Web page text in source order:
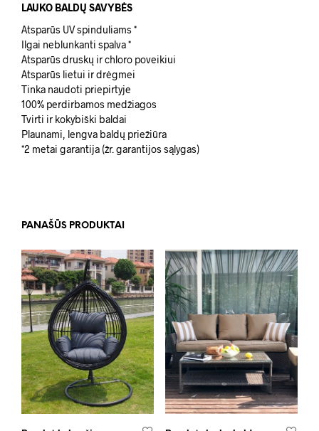
LAUKO BALDŲ SAVYBĖS
Atsparūs UV spinduliams *
Ilgai neblunkanti spalva *
Atsparūs druskų ir chloro poveikiui
Atsparūs lietui ir drėgmei
Tinka naudoti priepirtyje
100% perdirbamos medžiagos
Tvirti ir kokybiški baldai
Plaunami, lengva baldų priežiūra
*2 metai garantija (žr. garantijos sąlygas)
PANAŠŪS PRODUKTAI